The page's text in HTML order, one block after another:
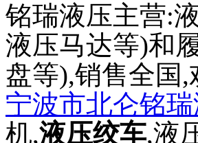
铭瑞液压主营:
液压马达等)和
盘等),销售全国
宁波市北仑铭
机,液压绞车,液